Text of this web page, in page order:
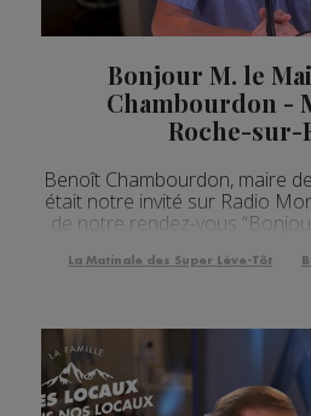
Bonjour M. le
Chambourdon -
Roche-sur-
Benoît Chambourdon, maire
était notre invité sur Radio
de notre rendez-vous
La Matinale des Super Lève-Tôt